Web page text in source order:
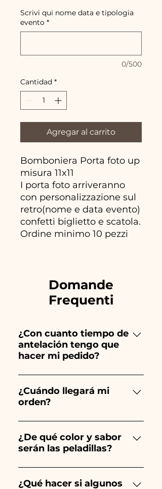
Scrivi qui nome data e tipologia
evento *
0/500
Cantidad *
Agregar al carrito
Bomboniera Porta foto up
misura 11x11
I porta foto arriveranno
con personalizzazione sul
retro(nome e data evento)
confetti biglietto e scatola.
Ordine minimo 10 pezzi
Domande
Frequenti
¿Con cuanto tiempo de
antelación tengo que
hacer mi pedido?
Ceramiche Ania crea y pinta
totalmente a mano, ¡por lo que
su creación lleva mucho
por lo que siempre
recomendamos realizar tu
de los horarios indicados,
¿Cuándo llegará mi
orden?
Se garantiza la recepción del
pedido 10/15 días antes del
evento.
¿De qué color y sabor
serán las peladillas?
El sabor de las peladillas
siempre será almendrado, el
¿Qué hacer si algunos